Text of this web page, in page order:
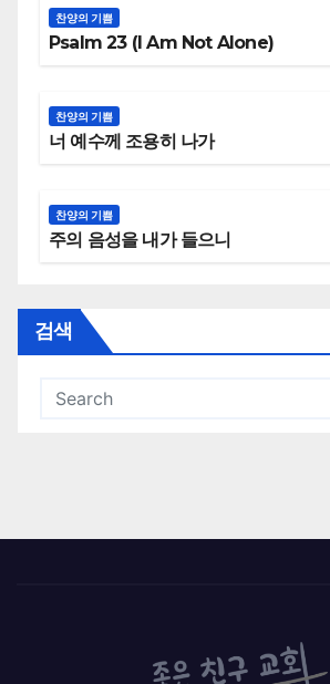
찬양의 기쁨
Psalm 23 (I Am Not Alone)
찬양의 기쁨
너 예수께 조용히 나가
찬양의 기쁨
주의 음성을 내가 들으니
검색